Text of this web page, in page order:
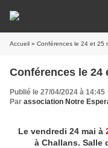
Accueil » Conférences le 24 et 25
Conférences le 24
Publié le 27/04/2024 à 14:45
Par association Notre
Le vendredi 24 mai à
à Challans. Salle